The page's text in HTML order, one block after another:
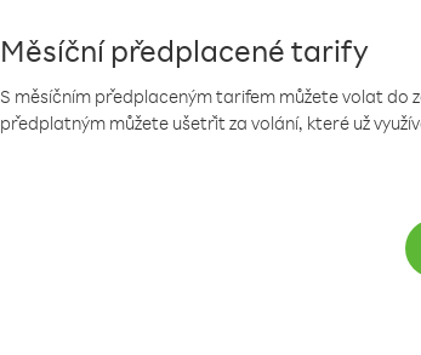
Měsíční předplacené tarify
S měsíčním předplaceným tarifem můžete volat do
předplatným můžete ušetřit za volání, které už